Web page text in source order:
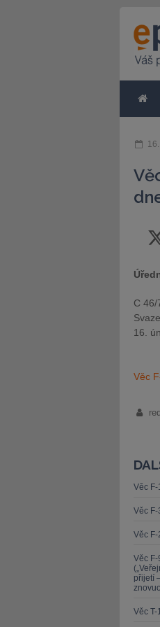
C 46/
16.
Věc
Věc
Věc
Věc
Věc
přijetí
Věc